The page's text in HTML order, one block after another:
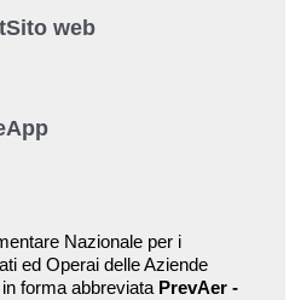
Sito web
App
Nazionale per i
ed Operai delle Aziende
forma abbreviata PrevAer -